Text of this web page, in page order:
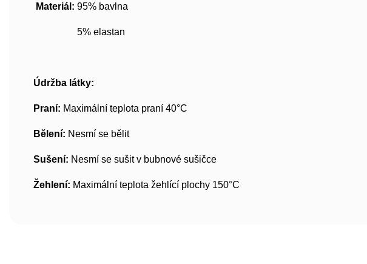
Materiál: 95% bavlna
5% elastan
Údržba látky:
Praní: Maximální teplota praní 40°C
Bělení: Nesmí se bělit
Sušení: Nesmí se sušit v bubnové sušičce
Žehlení: Maximální teplota žehlící plochy 150°C